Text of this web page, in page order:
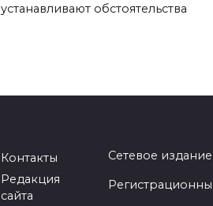
устанавливают обстоятельства
Контакты
Редакция
сайта
Сетевое